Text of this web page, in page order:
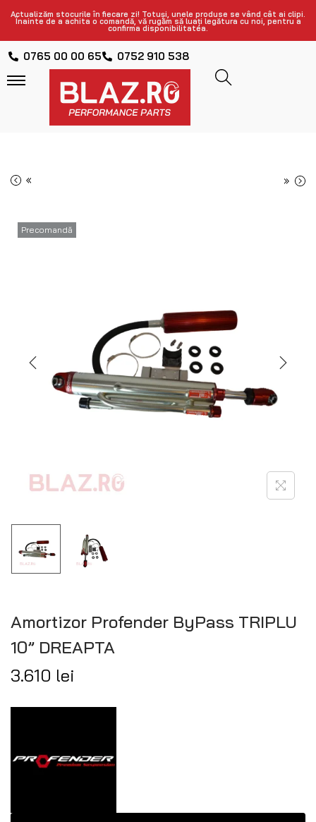
Actualizăm stocurile în fiecare zi! Totuși, unele produse se vând cât ai clipi.
Înainte de a achita o comandă, vă rugăm să luați legătura cu noi, pentru a
confirma disponibilitatea.
0765 00 00 65 0752 910 538
« »
Precomandă
Amortizor Profender ByPass TRIPLU
10” DREAPTA
3.610 lei